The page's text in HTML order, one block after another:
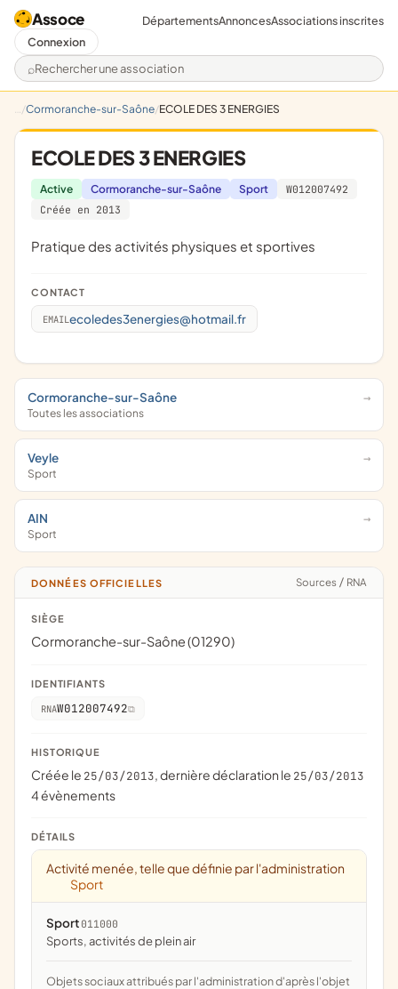
Assoce
Rechercher une association
DépartementsAnnoncesAssociations inscrites
Connexion
Cormoranche-sur-Saône ECOLE DES 3 ENERGIES
ECOLE DES 3 ENERGIES
Active Cormoranche-sur-Saône Sport
W012007492
Créée en 2013
pratique des activités physiques et sportives
CONTACT
EMAIL ecoledes3energies@hotmail.fr
Cormoranche-sur-Saône
Toutes les associations
Veyle
Sport
AIN
Sport
DONNÉES OFFICIELLES Sources / RNA
SIÈGE
Cormoranche-sur-Saône (01290)
IDENTIFIANTS
RNAW012007492
HISTORIQUE
Créée le 25/03/2013, dernière déclaration le 25/03/2013
4 évènements
DÉTAILS
Activité menée, telle que définie par l'administration
Sport
Sport 011000
Sports, activités de plein air
Objets sociaux attribués par l'administration d'après l'objet